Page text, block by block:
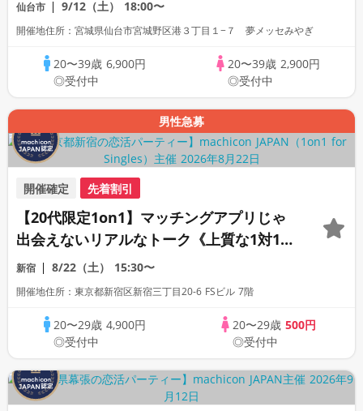
仙台市 9/12（土） 18:00〜
開催地住所：宮城県仙台市宮城野区港３丁目１−７ 夢メッセみやぎ
20〜39歳 6,900円
◎受付中
20〜39歳 2,900円
◎受付中
男性急募
開催確定 先着割引
【20代限定1on1】マッチングアプリじゃ
出会えないリアルなトーク《上質な1対1相
席専用会場》《全席半個室》《飲み放題付
き》《machicon JAPAN主催》
新宿 8/22（土） 15:30〜
開催地住所：東京都新宿区新宿三丁目20-6 FSビル 7階
20〜29歳 4,900円
◎受付中
20〜29歳 500円
◎受付中